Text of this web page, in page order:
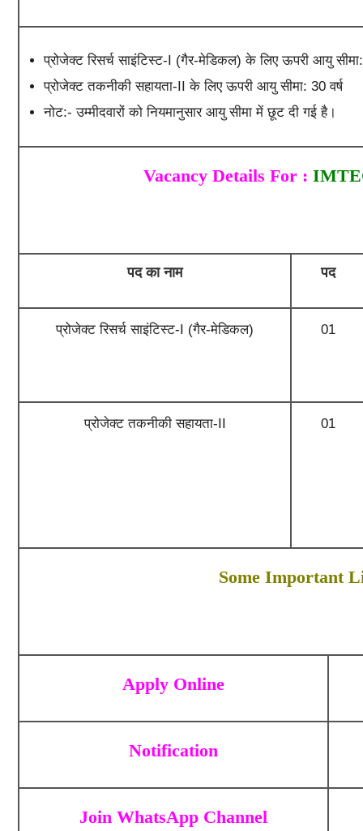
प्रोजेक्ट रिसर्च साइंटिस्ट-I (गैर-मेडिकल) के लिए ऊपरी आयु सीमा:
प्रोजेक्ट तकनीकी सहायता-II के लिए ऊपरी आयु सीमा: 30 वर्ष
नोट:- उम्मीदवारों को नियमानुसार आयु सीमा में छूट दी गई है।
Vacancy Details For :
पद का नाम पद
प्रोजेक्ट रिसर्च साइंटिस्ट-I (गैर-मेडिकल) 01
प्रोजेक्ट तकनीकी सहायता-II 01
Some Important
Apply Online
Notification
Join WhatsApp Channel